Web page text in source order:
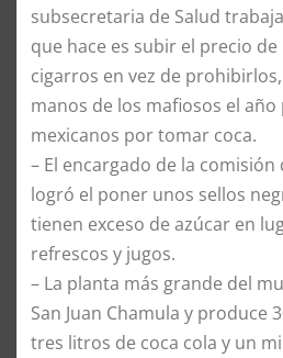
subsecretaria de Salud
que hace es subir el precio
cigarros en vez de
manos de los mafiosos el
mexicanos por tomar coca.
– El encargado de la
logró el poner unos sellos
tienen exceso de azúcar en
refrescos y jugos.
– La planta más grande del
San Juan Chamula y produce
tres litros de coca cola y un